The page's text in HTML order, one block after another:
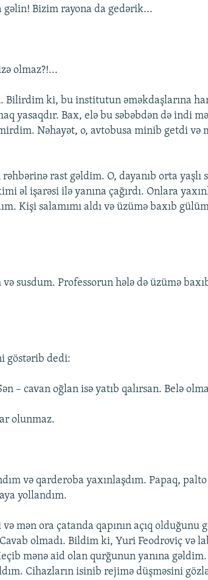
gəlin! Bizim rayona da gedərik...
olmaz?!...
ki, bu institutun əməkdaşlarına
yasaqdır. Bax, elə bu səbəbdən də indi
Nəhayət, o, avtobusa minib getdi və
rast gəldim. O, dayanıb orta yaşlı
əl işarəsi ilə yanına çağırdı. Onlara
Kişi salamımı aldı və üzümə baxıb
susdum. Professorun hələ də üzümə
göstərib dedi:
– cavan oğlan isə yatıb qalırsan. Belə
olunmaz.
və qarderoba yaxınlaşdım. Papaq,
yollandım.
mən ora çatanda qapının açıq olduğunu
olmadı. Bildim ki, Yuri Feodroviç və
mənə aid olan qurğunun yanına gəldim.
Cihazların isinib rejimə düşməsini